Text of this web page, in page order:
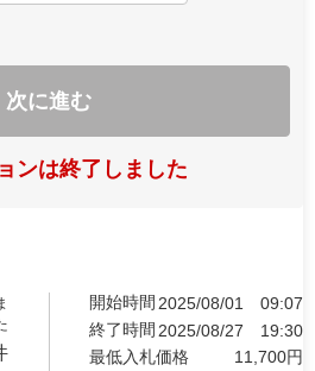
次に進む
ンは終了しました
開始時間 2025/08/01
09:07
終了時間 2025/08/27
19:30
最低入札価格
11,700円